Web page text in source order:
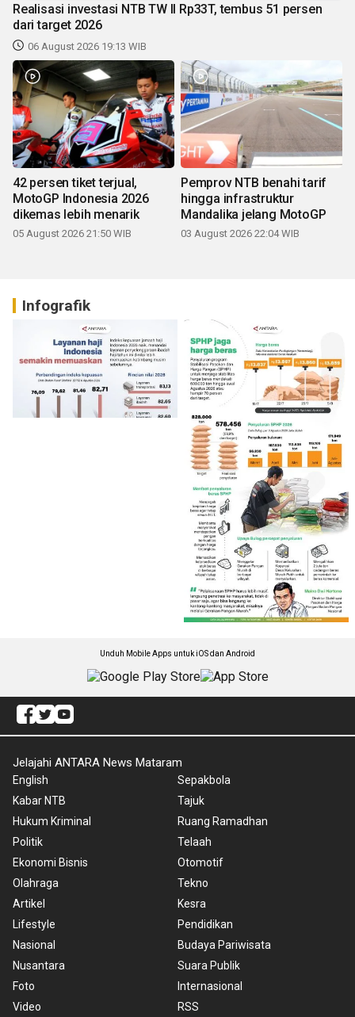
Realisasi investasi NTB TW II Rp33T, tembus 51 persen
dari target 2026
06 August 2026 19:13 WIB
42 persen tiket terjual,
MotoGP Indonesia 2026
dikemas lebih menarik
05 August 2026 21:50 WIB
Pemprov NTB benahi tarif
hingga infrastruktur
Mandalika jelang MotoGP
03 August 2026 22:04 WIB
Infografik
Unduh Mobile Apps untuk iOS dan Android
Jelajahi ANTARA News Mataram
English
Kabar NTB
Hukum Kriminal
Politik
Ekonomi Bisnis
Olahraga
Artikel
Lifestyle
Nasional
Nusantara
Foto
Video
Sepakbola
Tajuk
Ruang Ramadhan
Telaah
Otomotif
Tekno
Kesra
Pendidikan
Budaya Pariwisata
Suara Publik
Internasional
RSS